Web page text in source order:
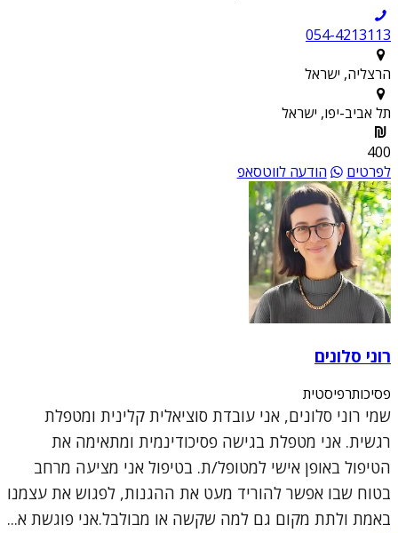
054-4213113
הרצליה, ישראל
תל אביב-יפו, ישראל
400
לפרטים
הודעה לווטסאפ
רוני סלונים
פסיכותרפיסטית
שמי רוני סלונים, אני עובדת סוציאלית קלינית ומטפלת
רגשית. אני מטפלת בגישה פסיכודינמית ומתאימה את
הטיפול באופן אישי למטופל/ת. בטיפול אני מציעה מרחב
בטוח שבו אפשר להוריד מעט את ההגנות, לפגוש את עצמנו
באמת ולתת מקום גם למה שקשה או מבולבל.אני פוגשת א...